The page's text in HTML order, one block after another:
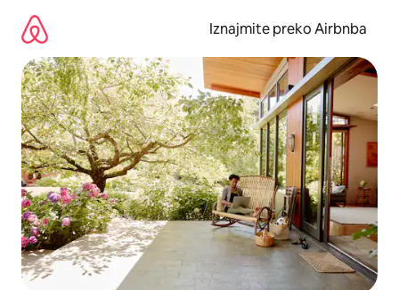
sadržaj
Iznajmite preko Airbnba